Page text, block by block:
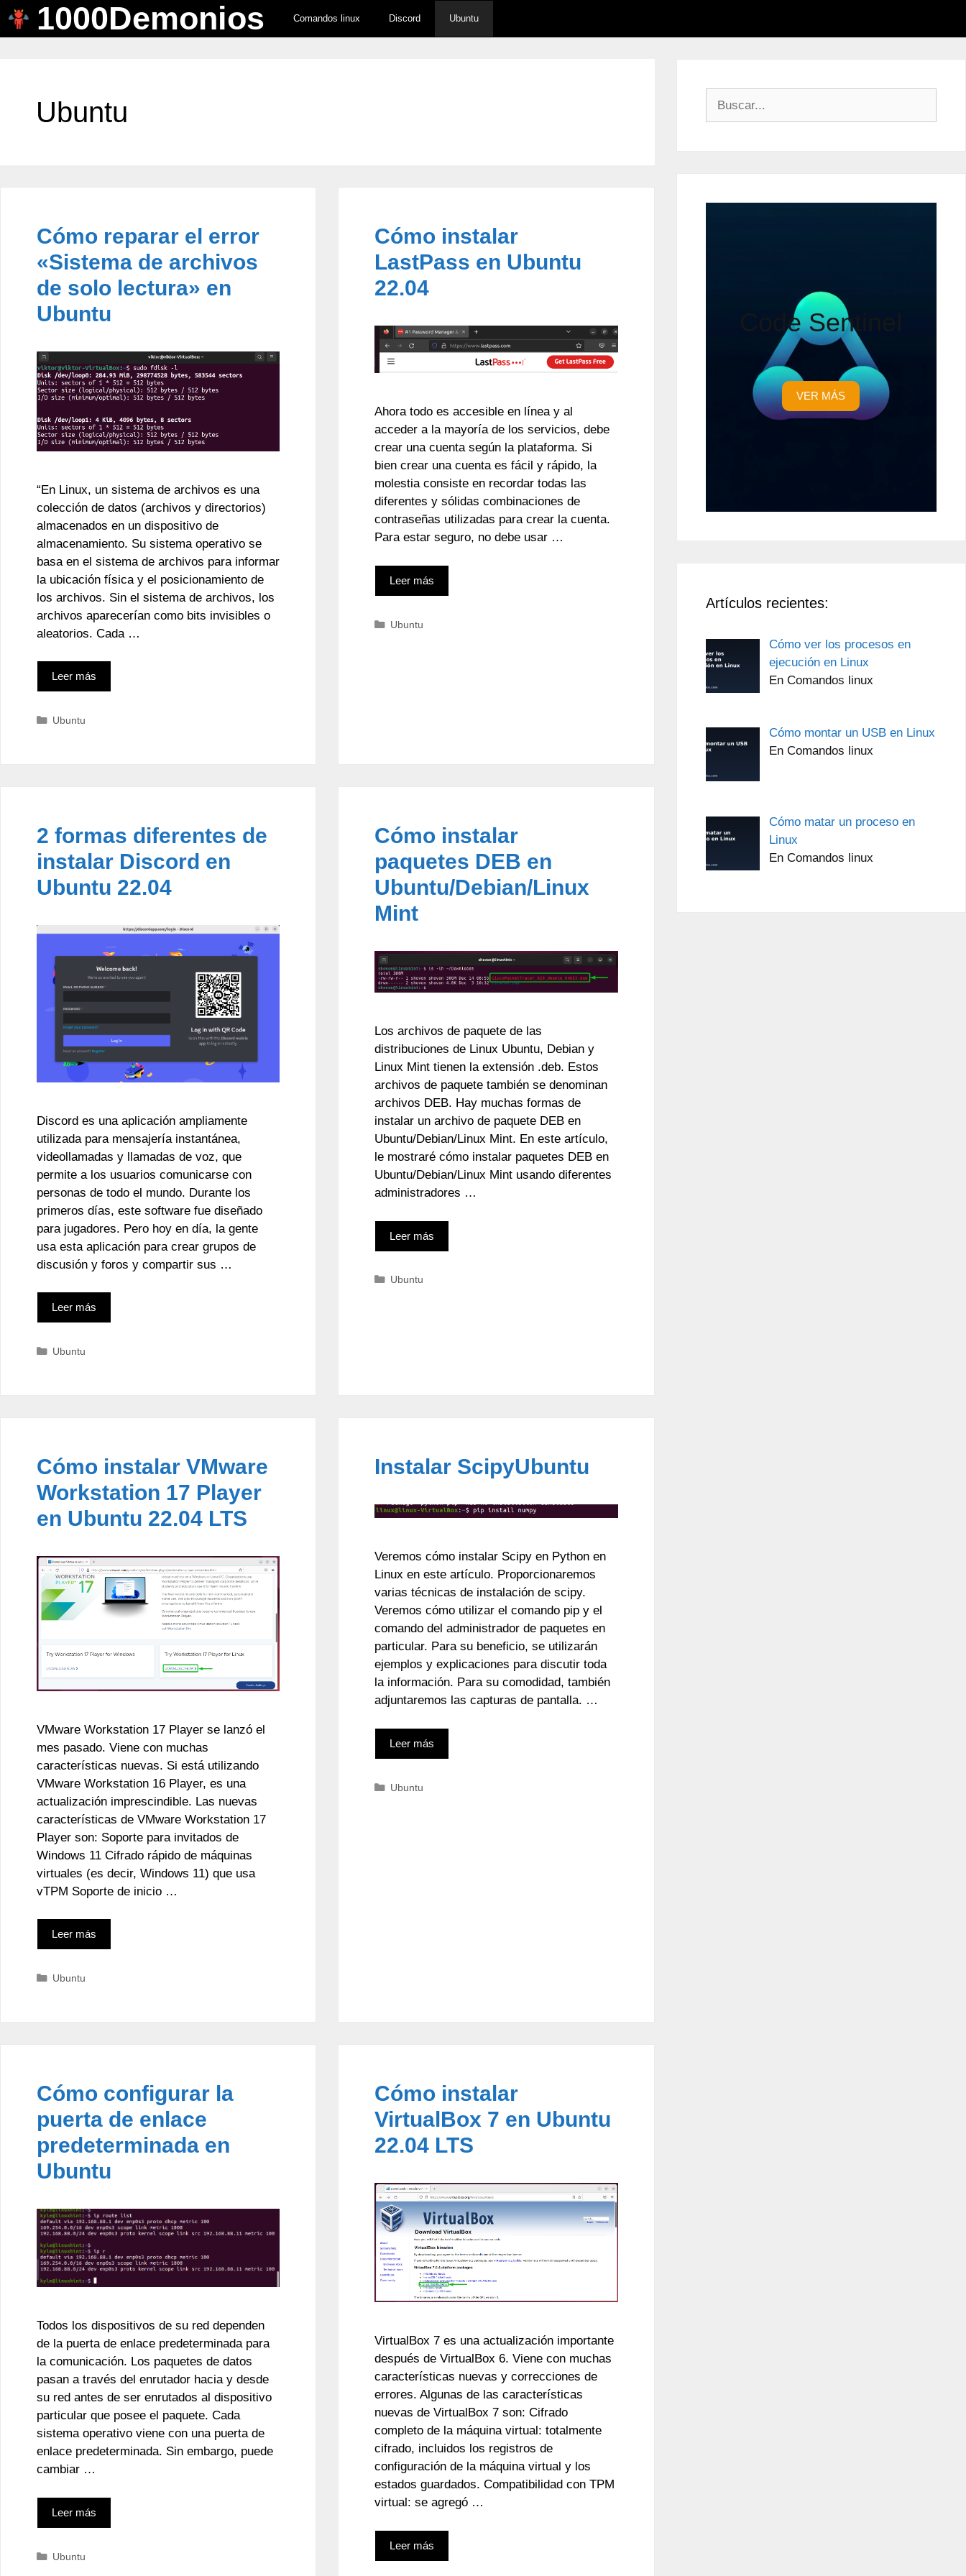
Saltar
1000Demonios Comandos linux Discord Ubuntu
Ubuntu
Cómo reparar el error
«Sistema de archivos
de solo lectura» en
Ubuntu
“En Linux, un sistema de archivos es una
colección de datos (archivos y directorios)
almacenados en un dispositivo de
almacenamiento. Su sistema operativo se
basa en el sistema de archivos para informar
la ubicación física y el posicionamiento de
los archivos. Sin el sistema de archivos, los
archivos aparecerían como bits invisibles o
aleatorios. Cada …
Leer más
Categorías
Ubuntu
Cómo instalar
LastPass en Ubuntu
22.04
Ahora todo es accesible en línea y al
acceder a la mayoría de los servicios, debe
crear una cuenta según la plataforma. Si
bien crear una cuenta es fácil y rápido, la
molestia consiste en recordar todas las
diferentes y sólidas combinaciones de
contraseñas utilizadas para crear la cuenta.
Para estar seguro, no debe usar …
Leer más
Categorías
Ubuntu
2 formas diferentes de
instalar Discord en
Ubuntu 22.04
Discord es una aplicación ampliamente
utilizada para mensajería instantánea,
videollamadas y llamadas de voz, que
permite a los usuarios comunicarse con
personas de todo el mundo. Durante los
primeros días, este software fue diseñado
para jugadores. Pero hoy en día, la gente
usa esta aplicación para crear grupos de
discusión y foros y compartir sus …
Leer más
Categorías
Ubuntu
Cómo instalar
paquetes DEB en
Ubuntu/Debian/Linux
Mint
Los archivos de paquete de las
distribuciones de Linux Ubuntu, Debian y
Linux Mint tienen la extensión .deb. Estos
archivos de paquete también se denominan
archivos DEB. Hay muchas formas de
instalar un archivo de paquete DEB en
Ubuntu/Debian/Linux Mint. En este artículo,
le mostraré cómo instalar paquetes DEB en
Ubuntu/Debian/Linux Mint usando diferentes
administradores …
Leer más
Categorías
Ubuntu
Cómo instalar VMware
Workstation 17 Player
en Ubuntu 22.04 LTS
VMware Workstation 17 Player se lanzó el
mes pasado. Viene con muchas
características nuevas. Si está utilizando
VMware Workstation 16 Player, es una
actualización imprescindible. Las nuevas
características de VMware Workstation 17
Player son: Soporte para invitados de
Windows 11 Cifrado rápido de máquinas
virtuales (es decir, Windows 11) que usa
vTPM Soporte de inicio …
Leer más
Categorías
Ubuntu
Instalar ScipyUbuntu
Veremos cómo instalar Scipy en Python en
Linux en este artículo. Proporcionaremos
varias técnicas de instalación de scipy.
Veremos cómo utilizar el comando pip y el
comando del administrador de paquetes en
particular. Para su beneficio, se utilizarán
ejemplos y explicaciones para discutir toda
la información. Para su comodidad, también
adjuntaremos las capturas de pantalla. …
Leer más
Categorías
Ubuntu
Cómo configurar la
puerta de enlace
predeterminada en
Ubuntu
Todos los dispositivos de su red dependen
de la puerta de enlace predeterminada para
la comunicación. Los paquetes de datos
pasan a través del enrutador hacia y desde
su red antes de ser enrutados al dispositivo
particular que posee el paquete. Cada
sistema operativo viene con una puerta de
enlace predeterminada. Sin embargo, puede
cambiar …
Leer más
Categorías
Ubuntu
Cómo instalar
VirtualBox 7 en Ubuntu
22.04 LTS
VirtualBox 7 es una actualización importante
después de VirtualBox 6. Viene con muchas
características nuevas y correcciones de
errores. Algunas de las características
nuevas de VirtualBox 7 son: Cifrado
completo de la máquina virtual: totalmente
cifrado, incluidos los registros de
configuración de la máquina virtual y los
estados guardados. Compatibilidad con TPM
virtual: se agregó …
Leer más
Code Sentinel
VER MÁS
Artículos recientes:
Cómo ver los procesos en
ejecución en Linux
En Comandos linux
Cómo montar un USB en Linux
En Comandos linux
Cómo matar un proceso en
Linux
En Comandos linux